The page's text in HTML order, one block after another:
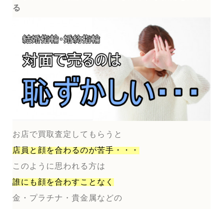
る
お店で買取査定してもらうと
店員と顔を合わるのが苦手・・・
このように思われる方は
誰にも顔を合わすことなく
金・プラチナ・貴金属などの